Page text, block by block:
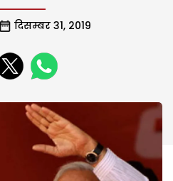
दिसम्बर 31, 2019